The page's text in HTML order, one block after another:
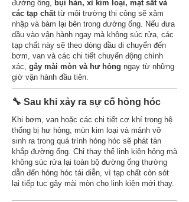
đường ống, bụi hàn, xỉ kim loại, mạt sắt và
các tạp chấttừ môi trường thi công sẽ xâm
nhập và bám lại bên trong đường ống. Nếu đưa
dầu vào vận hành ngay mà không súc rửa, các
tạp chất này sẽ theo dòng dầu di chuyển đến
bơm, van và các chi tiết chuyển động chính
xác, gây mài mòn và hư hỏng ngay từ những
giờ vận hành đầu tiên.
🔧 Sau khi xảy ra sự cố hỏng hóc
Khi bơm, van hoặc các chi tiết cơ khí trong hệ
thống bị hư hỏng, mùn kim loại và mảnh vỡ
sinh ra trong quá trình hỏng hóc sẽ phát tán
khắp đường ống. Chỉ thay thế linh kiện hỏng mà
không súc rửa lại toàn bộ đường ống thường
dẫn đến hỏng hóc tái diễn, vì tạp chất còn sót
lại tiếp tục gây mài mòn cho linh kiện mới thay.